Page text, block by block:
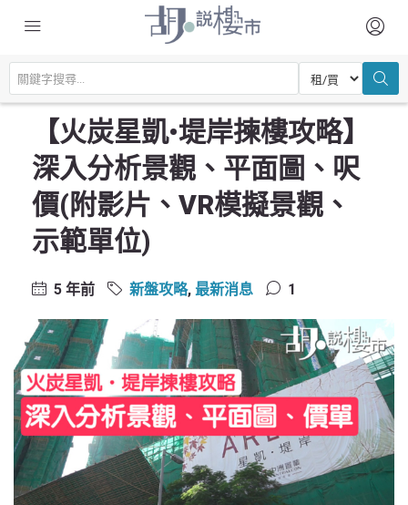
主頁
新盤攻略
【火炭星凱•堤岸揀樓攻略】深入分析景觀、平面圖、呎價(附影片、VR模
擬景觀、示範單位)
【火炭星凱•堤岸揀樓攻略】
深入分析景觀、平面圖、呎
價(附影片、VR模擬景觀、
示範單位)
5 年前 新盤攻略, 最新消息 1